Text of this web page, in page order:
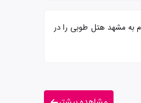
تور ایلام به مشهد هتل طوبی را در